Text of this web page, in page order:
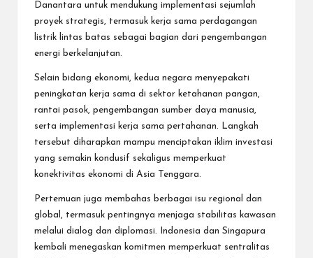
Danantara untuk mendukung implementasi sejumlah
proyek strategis, termasuk kerja sama perdagangan
listrik lintas batas sebagai bagian dari pengembangan
energi berkelanjutan.
Selain bidang ekonomi, kedua negara menyepakati
peningkatan kerja sama di sektor ketahanan pangan,
rantai pasok, pengembangan sumber daya manusia,
serta implementasi kerja sama pertahanan. Langkah
tersebut diharapkan mampu menciptakan iklim investasi
yang semakin kondusif sekaligus memperkuat
konektivitas ekonomi di Asia Tenggara.
Pertemuan juga membahas berbagai isu regional dan
global, termasuk pentingnya menjaga stabilitas kawasan
melalui dialog dan diplomasi. Indonesia dan Singapura
kembali menegaskan komitmen memperkuat sentralitas